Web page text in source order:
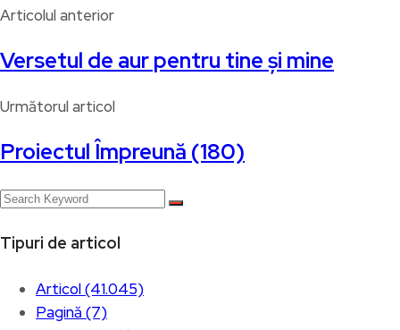
Articolul anterior
Versetul de aur pentru tine și mine
Următorul articol
Proiectul Împreună (180)
Tipuri de articol
Articol (41.045)
Pagină (7)